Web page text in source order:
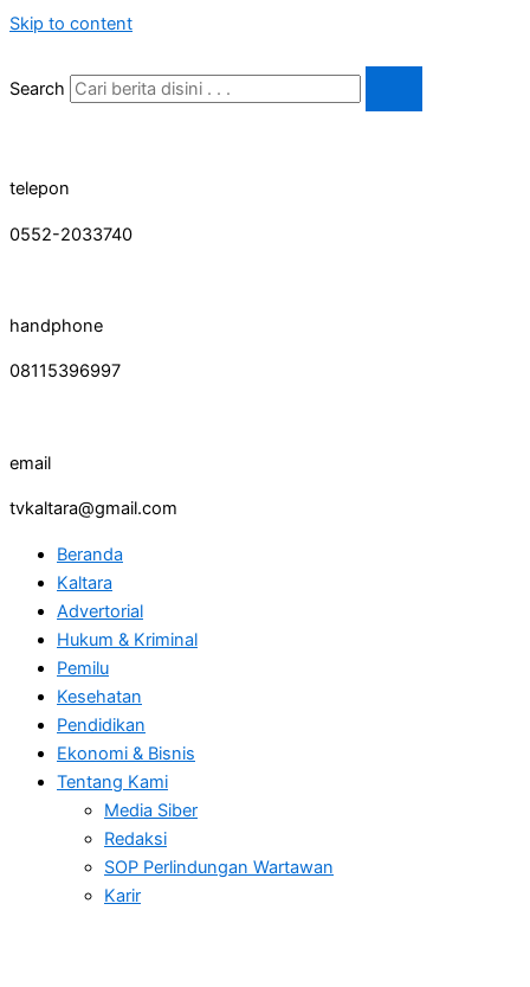
Skip to content
Search
telepon
0552-2033740
handphone
08115396997
email
tvkaltara@gmail.com
Beranda
Kaltara
Advertorial
Hukum & Kriminal
Pemilu
Kesehatan
Pendidikan
Ekonomi & Bisnis
Tentang Kami
Media Siber
Redaksi
SOP Perlindungan Wartawan
Karir